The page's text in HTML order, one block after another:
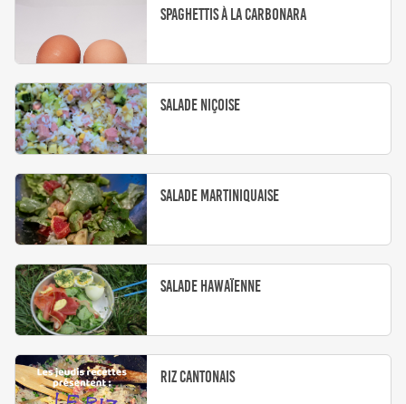
Spaghettis à la carbonara
Salade niçoise
Salade martiniquaise
Salade hawaïenne
Riz cantonais